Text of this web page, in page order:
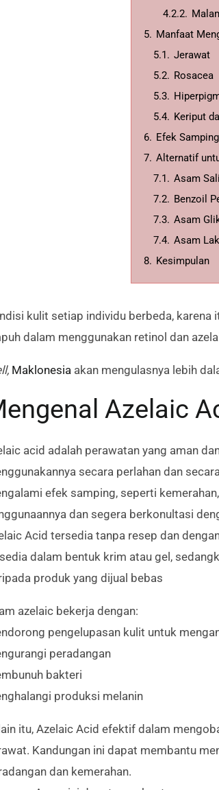
4.2.2.
5. Manfaat
5.1. Jerawat
5.2. Rosacea
5.3.
5.4. Keriput
6. Efek
7. Alternatif
7.1. Asam
7.2. Benzoil
7.3. Asam
7.4. Asam
8. Kesimpulan
kulit setiap individu berbeda, karena
dalam menggunakan retinol dan
Maklonesia akan mengulasnya lebih
Azelaic
acid adalah perawatan yang aman
secara perlahan dan
efek samping, seperti
dan segera berkonultasi
Acid tersedia tanpa resep dan
dalam bentuk krim atau gel,
produk yang dijual bebas
azelaic bekerja dengan:
pengelupasan kulit untuk
peradangan
bakteri
produksi melanin
itu, Azelaic Acid efektif dalam
Kandungan ini dapat membantu
dan kemerahan.